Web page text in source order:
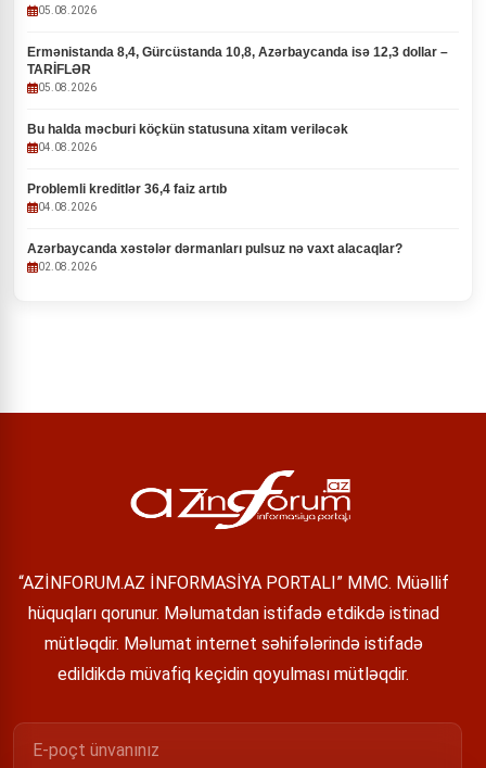
05.08.2026
Ermənistanda 8,4, Gürcüstanda 10,8, Azərbaycanda isə 12,3 dollar –
TARİFLƏR
05.08.2026
Bu halda məcburi köçkün statusuna xitam veriləcək
04.08.2026
Problemli kreditlər 36,4 faiz artıb
04.08.2026
Azərbaycanda xəstələr dərmanları pulsuz nə vaxt alacaqlar?
02.08.2026
“AZİNFORUM.AZ İNFORMASİYA PORTALI” MMC. Müəllif
hüquqları qorunur. Məlumatdan istifadə etdikdə istinad
mütləqdir. Məlumat internet səhifələrində istifadə
edildikdə müvafiq keçidin qoyulması mütləqdir.